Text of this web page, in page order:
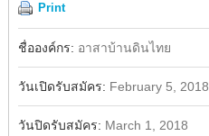
Print
Facebook
ชื่อองค์กร: อาสาบ้านดินไทย
วันเปิดรับสมัคร: February 5, 2018
วันปิดรับสมัคร: March 1, 2018